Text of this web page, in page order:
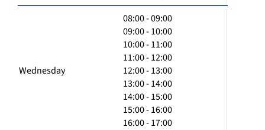
Wednesday
08:00 - 09:00
09:00 - 10:00
10:00 - 11:00
11:00 - 12:00
12:00 - 13:00
13:00 - 14:00
14:00 - 15:00
15:00 - 16:00
16:00 - 17:00